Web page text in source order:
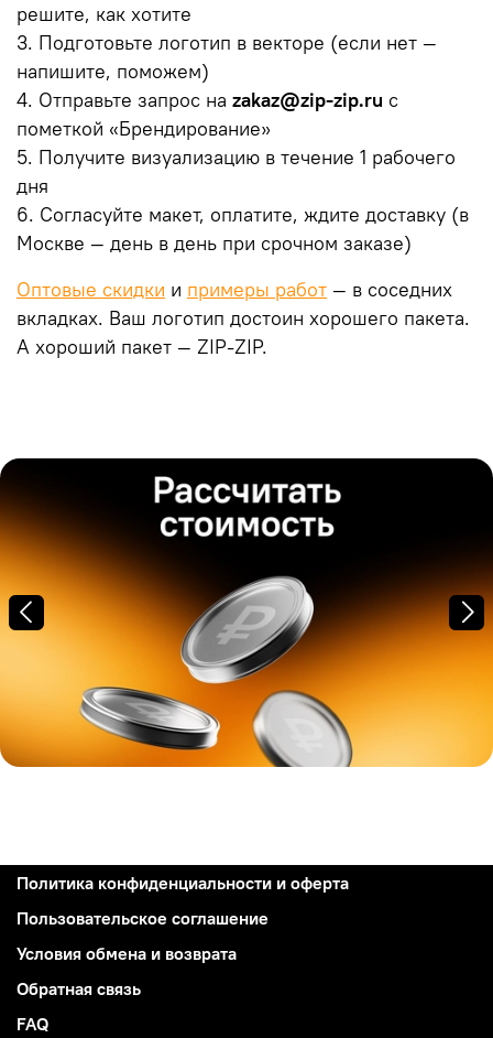
решите, как хотите
3. Подготовьте логотип в векторе (если нет —
напишите, поможем)
4. Отправьте запрос на zakaz@zip-zip.ru с
пометкой «Брендирование»
5. Получите визуализацию в течение 1 рабочего
дня
6. Согласуйте макет, оплатите, ждите доставку (в
Москве — день в день при срочном заказе)
Оптовые скидки и примеры работ — в соседних
вкладках. Ваш логотип достоин хорошего пакета.
А хороший пакет — ZIP-ZIP.
Политика конфиденциальности и оферта
Пользовательское соглашение
Условия обмена и возврата
Обратная связь
FAQ